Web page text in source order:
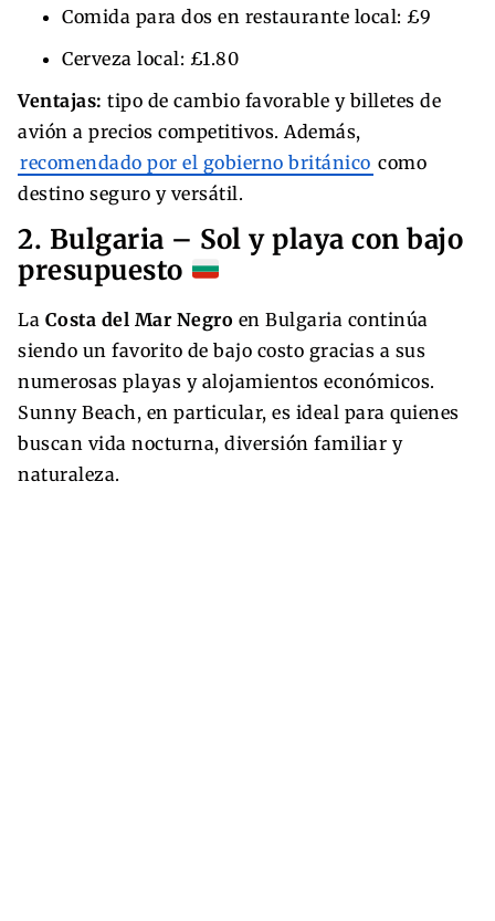
Comida para dos en restaurante local: £9
Cerveza local: £1.80
Ventajas: tipo de cambio favorable y billetes de
avión a precios competitivos. Además,
recomendado por el gobierno británico como
destino seguro y versátil.
2. Bulgaria – Sol y playa con bajo
presupuesto
La Costa del Mar Negro en Bulgaria continúa
siendo un favorito de bajo costo gracias a sus
numerosas playas y alojamientos económicos.
Sunny Beach, en particular, es ideal para quienes
buscan vida nocturna, diversión familiar y
naturaleza.